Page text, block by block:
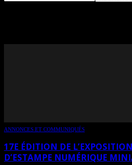
ANNONCES ET COMMUNIQUÉS
17E ÉDITION DE
D’ESTAMPE NUMÉRIQUE